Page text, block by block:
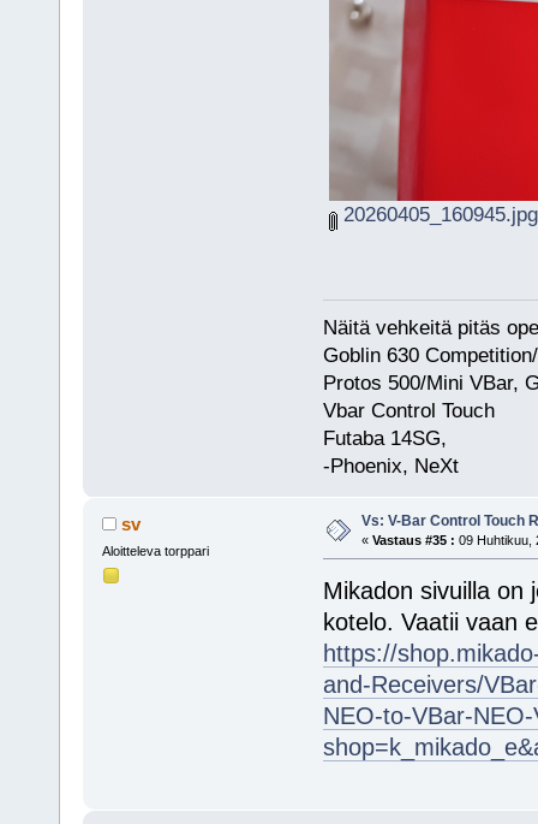
20260405_160945.jpg
Näitä vehkeitä pitäs
Goblin 630
Protos 500/Mini VBar,
Vbar Control Touch
Futaba 14SG,
-Phoenix, NeXt
sv
Aloitteleva torppari
Vs: V-Bar Control Touch
« Vastaus #35 : 09 Huhtikuu,
Mikadon sivuilla on
kotelo. Vaatii vaan
https://
and-Receivers/
NEO-to-VBar-